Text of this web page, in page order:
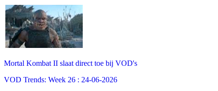
Mortal Kombat II slaat direct toe bij VOD's
VOD Trends: Week 26 : 24-06-2026